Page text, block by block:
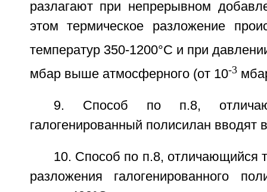
разлагают при непрерывном
этом термическое разложение
температур 350-1200°C и при
мбар выше атмосферного (от 10-3
9. Способ по п.8,
галогенированный полисилан вводят
10. Способ по п.8, отличающийся
разложения галогенированного